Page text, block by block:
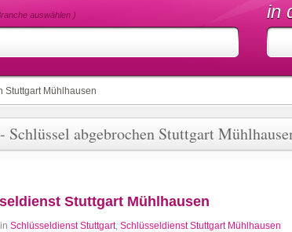
auswählen ) in
Stuttgart Mühlhausen
Schlüssel abgebrochen Stuttgart
Stuttgart Mühlhausen
Schlüsseldienst Stuttgart, Schlüsseldienst Stuttgart Mühlhausen